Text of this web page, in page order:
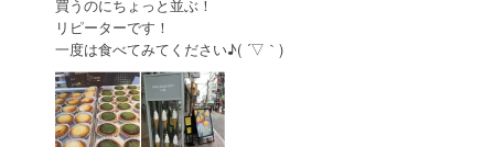
買うのにちょっと並ぶ！
リピーターです！
一度は食べてみてください♪( ´▽｀)